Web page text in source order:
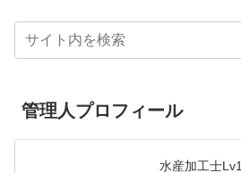
管理人プロフィール
水産加工士Lv1